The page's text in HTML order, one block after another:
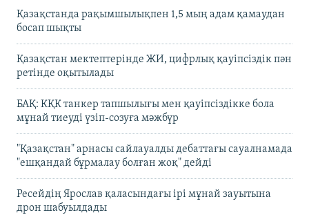
Қазақстанда рақымшылықпен 1,5 мың адам қамаудан
босап шықты
Қазақстан мектептерінде ЖИ, цифрлық қауіпсіздік пән
ретінде оқытылады
БАҚ: КҚК танкер тапшылығы мен қауіпсіздікке бола
мұнай тиеуді үзіп-созуға мәжбүр
"Қазақстан" арнасы сайлауалды дебаттағы сауалнамада
"ешқандай бұрмалау болған жоқ" дейді
Ресейдің Ярослав қаласындағы ірі мұнай зауытына
дрон шабуылдады